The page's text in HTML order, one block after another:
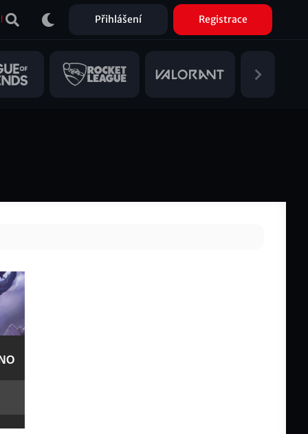
Přihlášení Registrace